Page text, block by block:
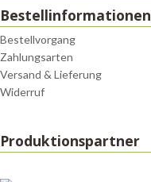
Bestellinformationen
Bestellvorgang
Zahlungsarten
Versand & Lieferung
Widerruf
Produktionspartner